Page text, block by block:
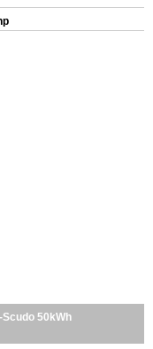
Scudo 50kWh